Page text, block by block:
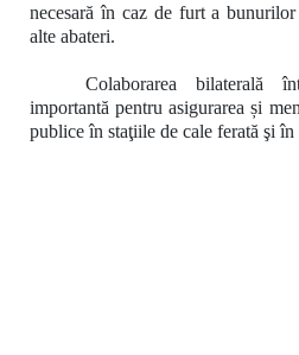
necesară în caz de furt a
alte abateri.
Colaborarea bilaterală
importantă pentru asigurarea și
publice în staţiile de cale ferată şi